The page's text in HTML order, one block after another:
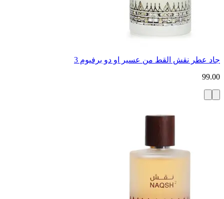
جاد عطر نقش القط من عسير او دو برفيوم 3
99.00